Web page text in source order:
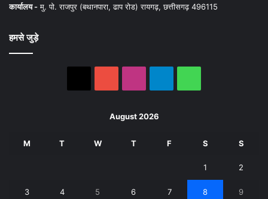
कार्यालय -मु. पो. राजपुर (बथानपारा, ढाप रोड) रायगढ़, छत्तीसगढ़ 496115
हमसे जुड़े
August 2026
M T W T F S S
1 2
3 4 5 6 7 8 9